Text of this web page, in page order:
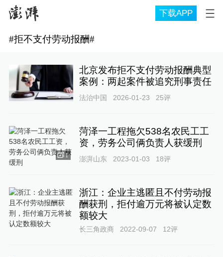
下载APP
#拒不支付劳动报酬#
北京发布拒不支付劳动报酬典型
案例：两起案件被追究刑事责任
法治中国 2026-01-23 25评
1
菏泽一工程拖欠538名农民工工
资，劳务公司俩负责人获缓刑
澎湃山东 2023-01-03 18评
浙江：企业主逃匿且不付劳动报
酬获刑，拒付逾万元将被认定数
额较大
长三角政商 2022-09-07 12评